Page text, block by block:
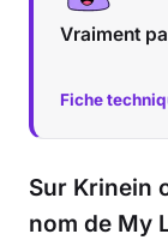
Jeux vidéo
Musique
Sortir
Vraiment
Fiche
Sur Krinein
nom de My